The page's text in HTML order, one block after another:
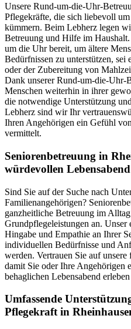
Unsere Rund-um-die-Uhr-
Pflegekräfte, die sich liebevoll
kümmern. Beim Lebherz legen
Betreuung und Hilfe im Haushalt.
um die Uhr bereit, um ältere
Bedürfnissen zu unterstützen,
oder der Zubereitung von
Dank unserer Rund-um-die-Uhr-
Menschen weiterhin in ihrer
die notwendige Unterstützung
Lebherz sind wir Ihr
Ihren Angehörigen ein Gefühl
vermittelt.
Senioren­betreuung in
würdevollen Lebensabend
Sind Sie auf der Suche nach
Familienangehörigen?
ganzheitliche Betreuung im
Grundpflegeleistungen an. Unser
Hingabe und Empathie an Ihrer
individuellen Bedürfnisse und
werden. Vertrauen Sie auf
damit Sie oder Ihre Angehörigen
behaglichen Lebensabend
Umfassende
Pflegekraft in